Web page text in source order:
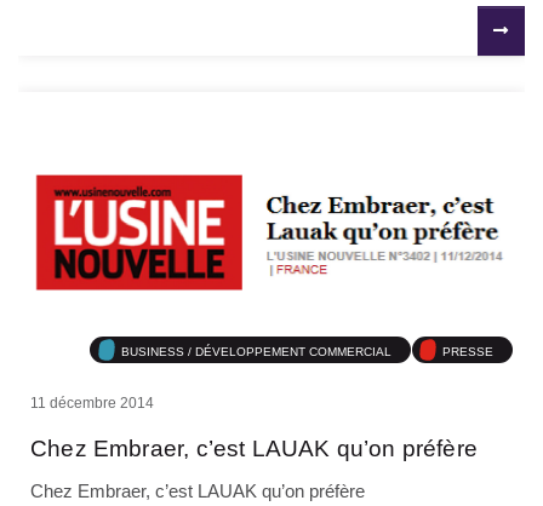
BUSINESS / DÉVELOPPEMENT COMMERCIAL PRESSE
11 décembre 2014
Chez Embraer, c’est LAUAK qu’on préfère
Chez Embraer, c’est LAUAK qu’on préfère